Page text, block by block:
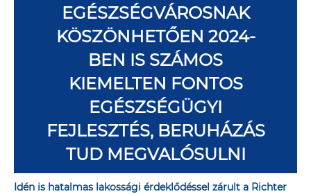
EGÉSZSÉGVÁROSNAK
KÖSZÖNHETŐEN 2024-
BEN IS SZÁMOS
KIEMELTEN FONTOS
EGÉSZSÉGÜGYI
FEJLESZTÉS, BERUHÁZÁS
TUD MEGVALÓSULNI
Idén is hatalmas lakossági érdeklődéssel zárult a Richter